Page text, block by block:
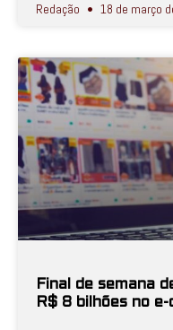
Redação 18 de março
Final de semana
R$ 8 bilhões no